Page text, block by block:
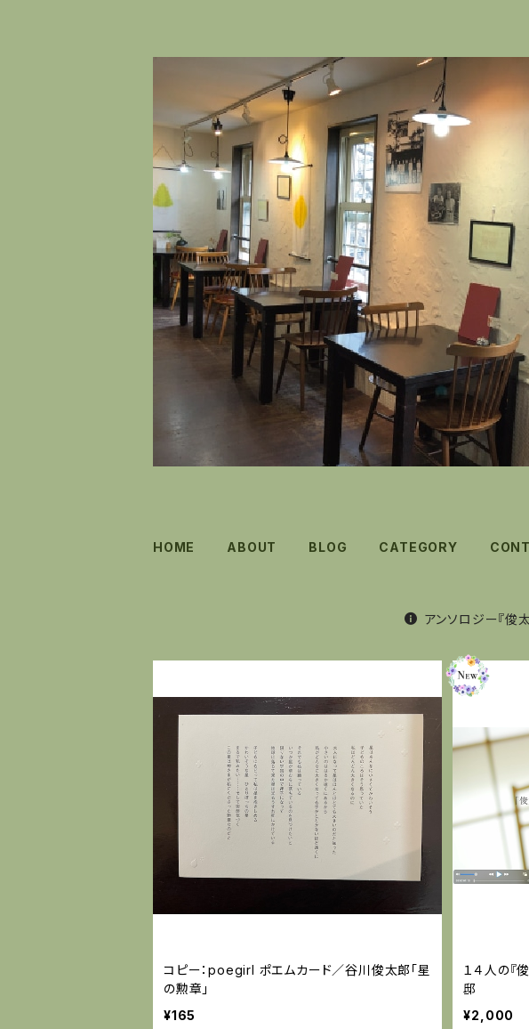
HOME ABOUT BLOG CATEGORY
アンソロジー『俊
コピー：poegirl ポエムカード／谷川俊太郎「星
の勲章」
¥165
１４人の『
邸
¥2,000